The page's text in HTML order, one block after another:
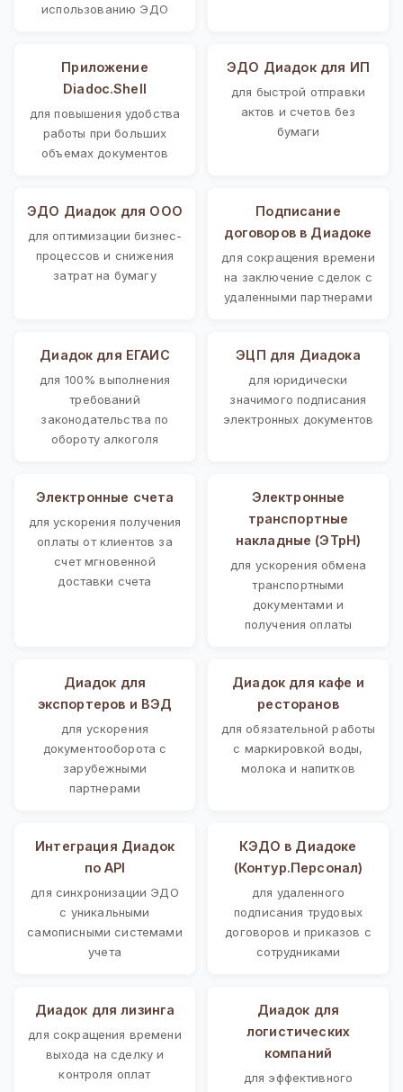
использованию ЭДО
Приложение
Diadoc.Shell
для повышения удобства
работы при больших
объемах документов
ЭДО Диадок для ИП
для быстрой отправки
актов и счетов без
бумаги
ЭДО Диадок для ООО
для оптимизации бизнес-
процессов и снижения
затрат на бумагу
Подписание
договоров в Диадоке
для сокращения времени
на заключение сделок с
удаленными партнерами
Диадок для ЕГАИС
для 100% выполнения
требований
законодательства по
обороту алкоголя
ЭЦП для Диадока
для юридически
значимого подписания
электронных документов
Электронные счета
для ускорения получения
оплаты от клиентов за
счет мгновенной
доставки счета
Электронные
транспортные
накладные (ЭТрН)
для ускорения обмена
транспортными
документами и
получения оплаты
Диадок для
экспортеров и ВЭД
для ускорения
документооборота с
зарубежными
партнерами
Диадок для кафе и
ресторанов
для обязательной работы
с маркировкой воды,
молока и напитков
Интеграция Диадок
по API
для синхронизации ЭДО
с уникальными
самописными системами
учета
КЭДО в Диадоке
(Контур.Персонал)
для удаленного
подписания трудовых
договоров и приказов с
сотрудниками
Диадок для лизинга
для сокращения времени
выхода на сделку и
контроля оплат
Диадок для
логистических
компаний
для эффективного